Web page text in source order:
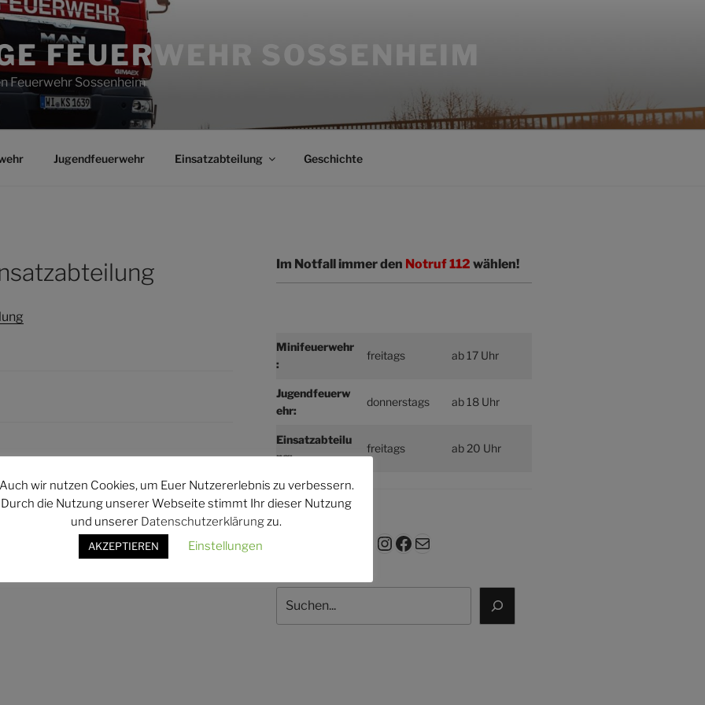
FEUERWEHR SOSSENHEIM
Feuerwehr Sossenheim
Jugendfeuerwehr Einsatzabteilung Geschichte
Nächster
Beitrag
WEITER
Jugendfeuerwehrdienst
Im Notfall immer den Notruf 112 wählen!
Minifeuerwehr
:
freitags ab 17 Uhr
Jugendfeuerw
ehr:
donnerstags ab 18 Uhr
Einsatzabteilu
ng:
freitags ab 20 Uhr
Instagram
Facebook
E-Mail
Auch wir nutzen Cookies, um Euer Nutzererlebnis zu verbessern.
Durch die Nutzung unserer Webseite stimmt Ihr dieser Nutzung
und unserer Datenschutzerklärungzu.
AKZEPTIEREN Einstellungen